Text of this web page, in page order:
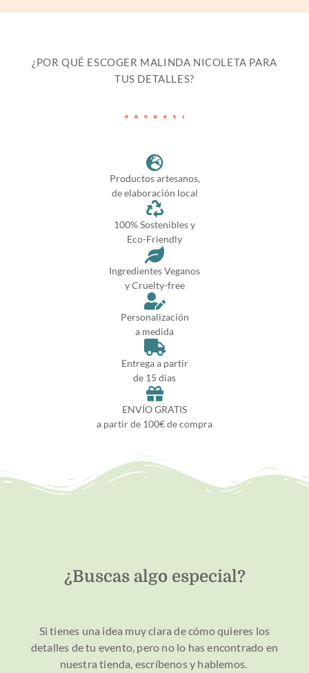
¿POR QUÉ ESCOGER MALINDA NICOLETA PARA
TUS DETALLES?
Productos artesanos,
de elaboración local
100% Sostenibles y
Eco-Friendly
Ingredientes Veganos
y Cruelty-free
Personalización
a medida
Entrega a partir
de 15 días
ENVÍO GRATIS
a partir de 100€ de compra
¿Buscas algo especial?
Si tienes una idea muy clara de cómo quieres los
detalles de tu evento, pero no lo has encontrado en
nuestra tienda, escríbenos y hablemos.